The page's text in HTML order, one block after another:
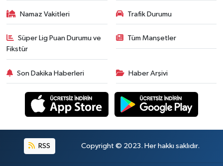
Namaz Vakitleri Trafik Durumu
Süper Lig Puan Durumu ve
Fikstür
Tüm Manşetler
Son Dakika Haberleri Haber Arşivi
RSS Copyright © 2023. Her hakkı saklıdır.